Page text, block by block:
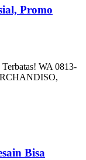
Promo
WA 0813-
Bisa